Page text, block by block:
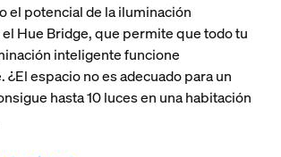
el potencial de la iluminación
Hue Bridge, que permite que todo tu
inteligente funcione
espacio no es adecuado para un
hasta 10 luces en una habitación